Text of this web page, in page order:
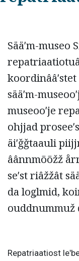
Sääʹm-museo
sääʹm-
museooʹje
ohjjad
äiʹǧǧtaauli
âânnmõõžž
seʹst riâžžât
da loǥlmid,
ouddnummuž
Repatriaatiost